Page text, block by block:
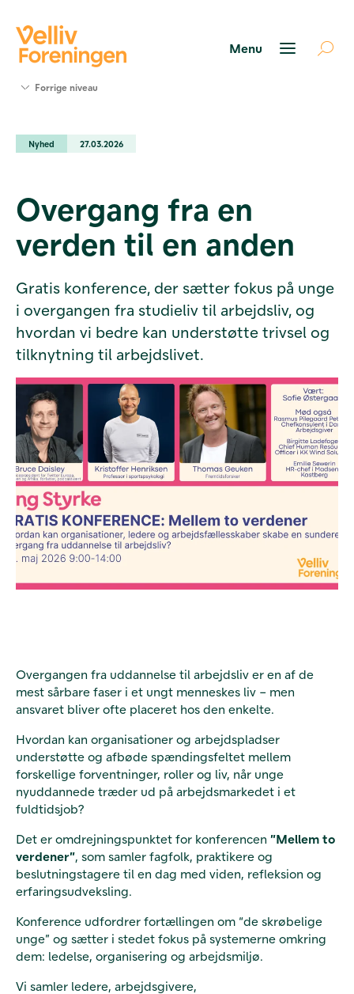
Værktøjer
Foreningen
Kontakt
os
Forrige niveau
Nyhed 27.03.2026
Overgang fra en
verden til en anden
Gratis konference, der sætter fokus på unge
i overgangen fra studieliv til arbejdsliv, og
hvordan vi bedre kan understøtte trivsel og
tilknytning til arbejdslivet.
Overgangen fra uddannelse til arbejdsliv er en af de
mest sårbare faser i et ungt menneskes liv – men
ansvaret bliver ofte placeret hos den enkelte.
Hvordan kan organisationer og arbejdspladser
understøtte og afbøde spændingsfeltet mellem
forskellige forventninger, roller og liv, når unge
nyuddannede træder ud på arbejdsmarkedet i et
fuldtidsjob?
Det er omdrejningspunktet for konferencen ”Mellem to
verdener”, som samler fagfolk, praktikere og
beslutningstagere til en dag med viden, refleksion og
erfaringsudveksling.
Konference udfordrer fortællingen om “de skrøbelige
unge” og sætter i stedet fokus på systemerne omkring
dem: ledelse, organisering og arbejdsmiljø.
Vi samler ledere, arbejdsgivere,